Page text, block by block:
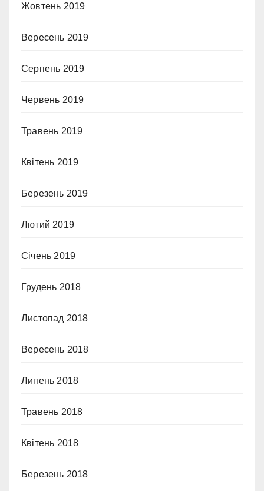
Жовтень 2019
Вересень 2019
Серпень 2019
Червень 2019
Травень 2019
Квітень 2019
Березень 2019
Лютий 2019
Січень 2019
Грудень 2018
Листопад 2018
Вересень 2018
Липень 2018
Травень 2018
Квітень 2018
Березень 2018